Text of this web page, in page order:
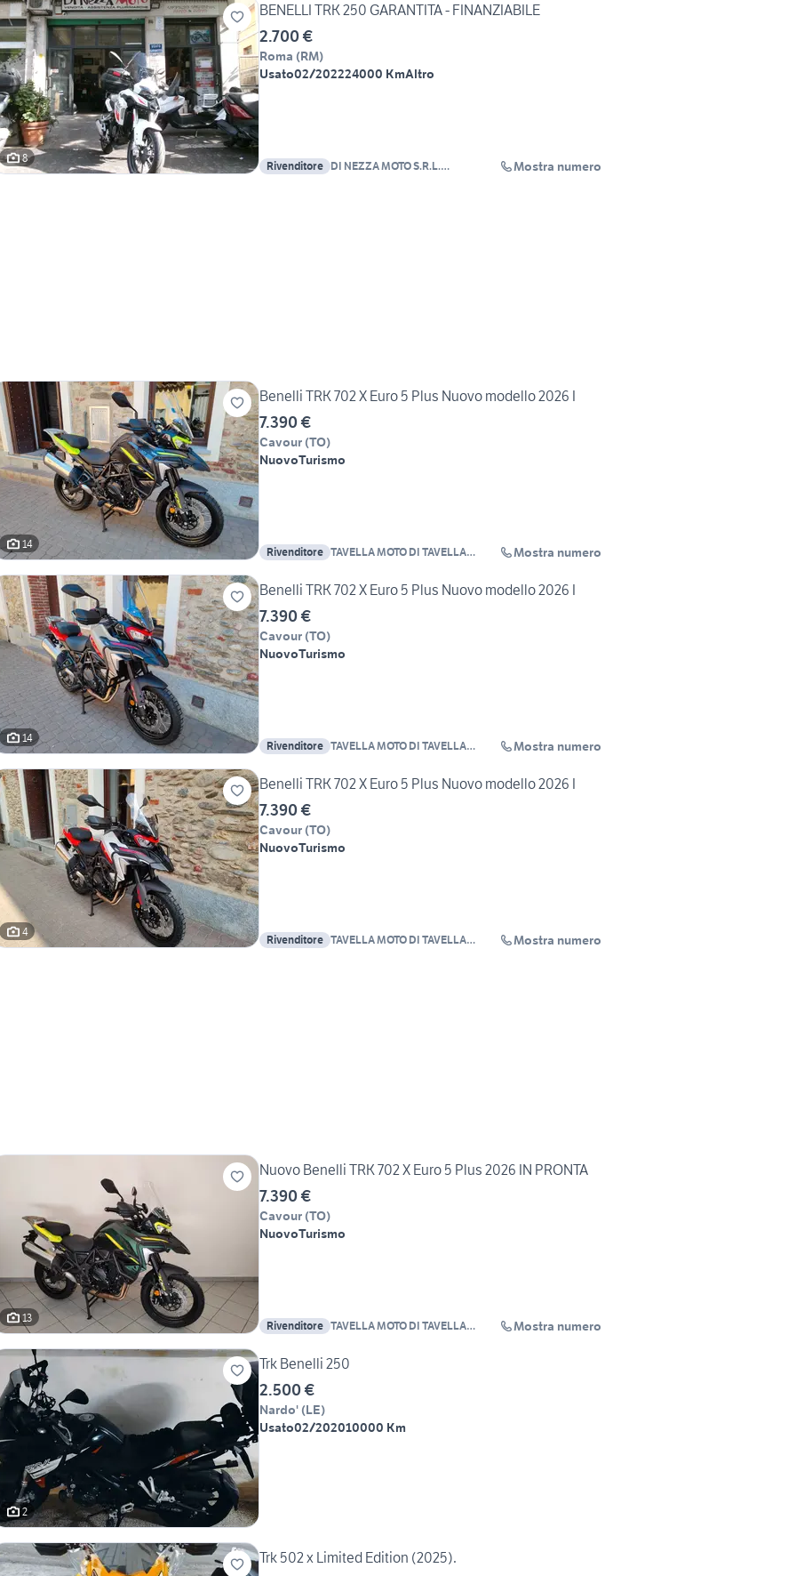
8
BENELLI TRK 250 GARANTITA - FINANZIABILE
2.700 €
Roma (RM)
Usato02/202224000 KmAltro
Rivenditore DI NEZZA MOTO S.R.L.
Mostra numero
14
Benelli TRK 702 X Euro 5 Plus Nuovo modello 2026 I
7.390 €
Cavour (TO)
NuovoTurismo
Rivenditore TAVELLA MOTO DI TAVELLA
Mostra numero
14
Benelli TRK 702 X Euro 5 Plus Nuovo modello 2026 I
7.390 €
Cavour (TO)
NuovoTurismo
Rivenditore TAVELLA MOTO DI TAVELLA
Mostra numero
4
Benelli TRK 702 X Euro 5 Plus Nuovo modello 2026 I
7.390 €
Cavour (TO)
NuovoTurismo
Rivenditore TAVELLA MOTO DI TAVELLA
Mostra numero
13
Nuovo Benelli TRK 702 X Euro 5 Plus 2026 IN PRONTA
7.390 €
Cavour (TO)
NuovoTurismo
Rivenditore TAVELLA MOTO DI TAVELLA
Mostra numero
2
Trk Benelli 250
2.500 €
Nardo' (LE)
Usato02/202010000 Km
Trk 502 x Limited Edition (2025).